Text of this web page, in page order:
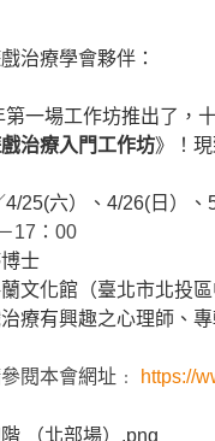
治療學會夥伴：
第一場工作坊推出了，
治療入門工作坊》！
4/25(六）、4/26(日）、
17：00
士
文化館（臺北市北投區
治療有興趣之心理師、
閱本會網址﹕ https://